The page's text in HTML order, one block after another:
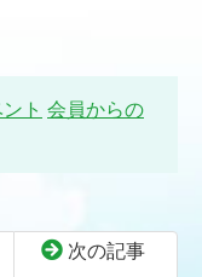
ト 会員からの
次の記事